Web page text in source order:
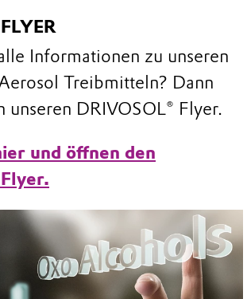
Informationen zu unseren
Treibmitteln? Dann
unseren DRIVOSOL® Flyer.
und öffnen den